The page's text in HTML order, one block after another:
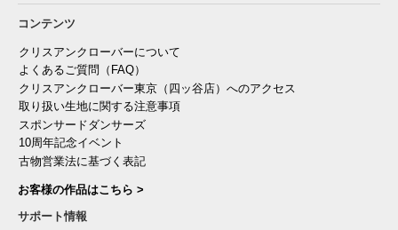
コンテンツ
クリスアンクローバーについて
よくあるご質問（FAQ）
クリスアンクローバー東京（四ッ谷店）へのアクセス
取り扱い生地に関する注意事項
スポンサードダンサーズ
10周年記念イベント
古物営業法に基づく表記
お客様の作品はこちら >
サポート情報